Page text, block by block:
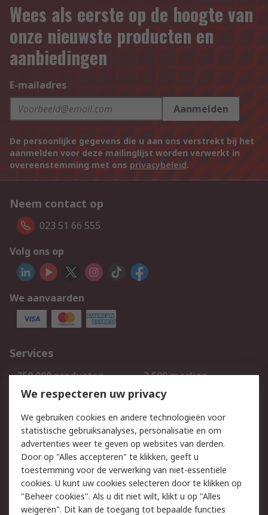
Wees als eerste op de hoogte van
onze nieuwste producten en
aanbiedingen
E-mailadres
Aanmelden
De persoonlijke gegevens die u aan ons verstrekt bij het
aanmelden voor deze mailinglijst worden verwerkt in
overeenstemming met ons privacybeleid.
Neem contact op
023 51 66 555
Volg ons op
We aanvaarden
Services
750.000 producten
2.500 merken
Bestellen
Inkoopoplossingen
Track & Trace
Wettelijk
Cookiebeleid
Email veiligheid
Privacybeleid
Websitevoorwaarden
Algemene
We respecteren uw privacy
We gebruiken cookies en andere technologieën voor
statistische gebruiksanalyses, personalisatie en om
advertenties weer te geven op websites van derden.
Door op "Alles accepteren" te klikken, geeft u
toestemming voor de verwerking van niet-essentiële
cookies. U kunt uw cookies selecteren door te klikken op
"Beheer cookies". Als u dit niet wilt, klikt u op "Alles
weigeren". Dit kan de toegang tot bepaalde functies